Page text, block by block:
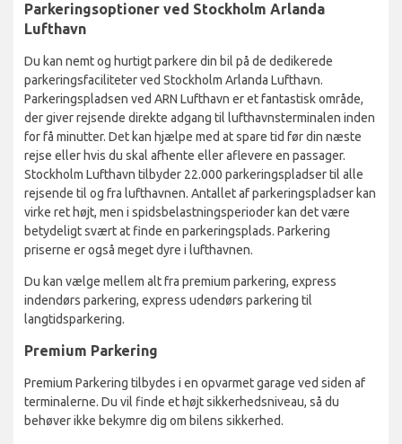
Parkeringsoptioner ved Stockholm Arlanda
Lufthavn
Du kan nemt og hurtigt parkere din bil på de dedikerede
parkeringsfaciliteter ved Stockholm Arlanda Lufthavn.
Parkeringspladsen ved ARN Lufthavn er et fantastisk område,
der giver rejsende direkte adgang til lufthavnsterminalen inden
for få minutter. Det kan hjælpe med at spare tid før din næste
rejse eller hvis du skal afhente eller aflevere en passager.
Stockholm Lufthavn tilbyder 22.000 parkeringspladser til alle
rejsende til og fra lufthavnen. Antallet af parkeringspladser kan
virke ret højt, men i spidsbelastningsperioder kan det være
betydeligt svært at finde en parkeringsplads. Parkering
priserne er også meget dyre i lufthavnen.
Du kan vælge mellem alt fra premium parkering, express
indendørs parkering, express udendørs parkering til
langtidsparkering.
Premium Parkering
Premium Parkering tilbydes i en opvarmet garage ved siden af
terminalerne. Du vil finde et højt sikkerhedsniveau, så du
behøver ikke bekymre dig om bilens sikkerhed.